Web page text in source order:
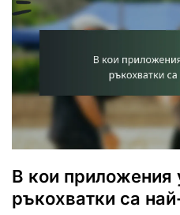
В кои приложения
ръкохватки са